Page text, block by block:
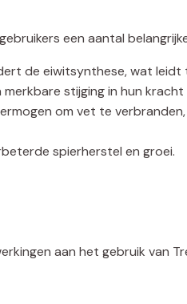
een aantal
de eiwitsynthese, wat leidt
stijging in hun
om vet te
spierherstel en groei.
aan het gebruik van